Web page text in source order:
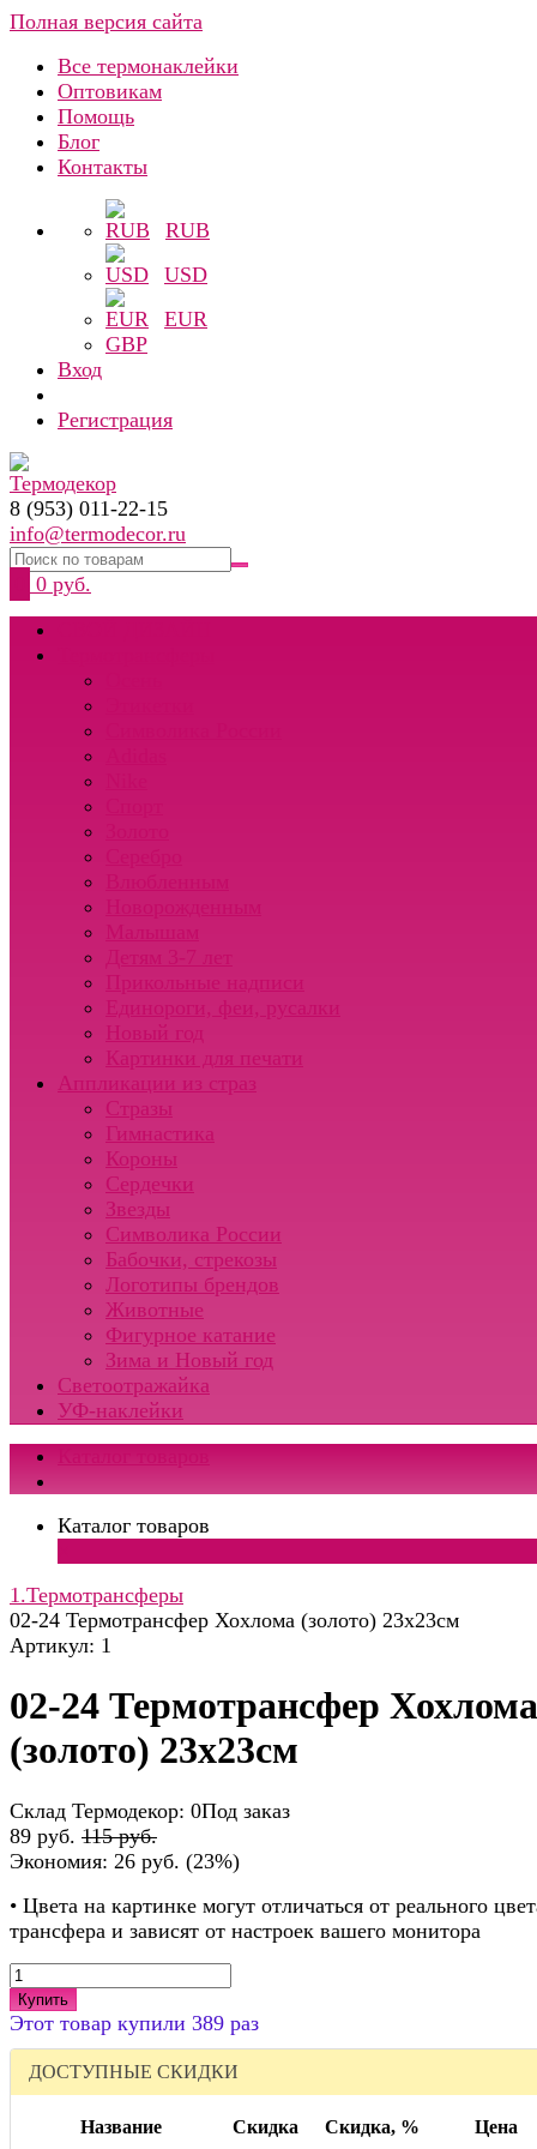
Полная версия сайта
Все термонаклейки
Оптовикам
Помощь
Блог
Контакты
RUB
USD
EUR
GBP
Вход
Регистрация
8 (953) 011-22-15
info@termodecor.ru
0 руб.
Детям 3-7 лет
Прикольные надписи
Единороги, феи, русалки
Новый год
Картинки для печати
Аппликации из страз
Стразы
Гимнастика
Короны
Сердечки
Звезды
Символика России
Бабочки, стрекозы
Логотипы брендов
Животные
Фигурное катание
Зима и Новый год
Светоотражайка
УФ-наклейки
Каталог товаров
1.Термотрансферы
02-24 Термотрансфер Хохлома (золото) 23х23см
Артикул: 1
02-24 Термотрансфер Хохлома
(золото) 23х23см
Склад Термодекор: 0Под заказ
89 руб. 115 руб.
Экономия: 26 руб. (23%)
• Цвета на картинке могут отличаться от реального
трансфера и зависят от настроек вашего монитора
Купить
Этот товар купили 389 раз
ДОСТУПНЫЕ СКИДКИ
Название Скидка Скидка, % Цена